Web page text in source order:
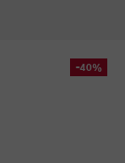
-40%